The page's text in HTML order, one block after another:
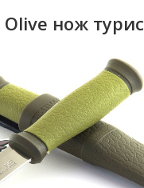
Olive нож